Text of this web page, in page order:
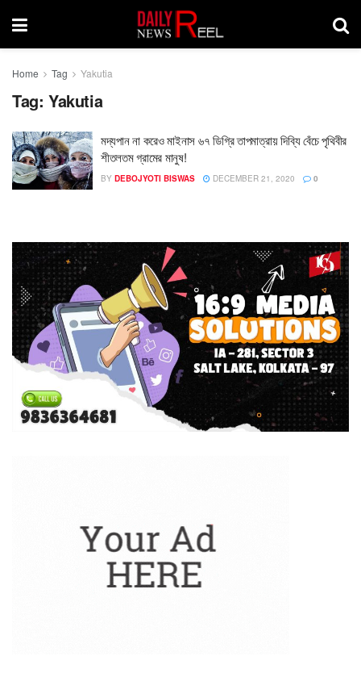
Home Tag Yakutia
Tag: Yakutia
মদ্যপান না করেও মাইনাস ৬৭ ডিগ্রি তাপমাত্রায় দিব্যি বেঁচে পৃথিবীর
শীতলতম গ্রামের মানুষ!
BY DEBOJYOTI BISWAS DECEMBER 21, 2020 0